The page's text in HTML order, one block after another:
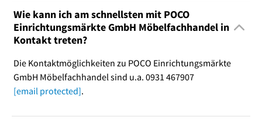
Wie kann ich am schnellsten mit POCO
Einrichtungsmärkte GmbH Möbelfachhandel in
Kontakt treten?
Die Kontaktmöglichkeiten zu POCO Einrichtungsmärkte
GmbH Möbelfachhandel sind u.a. 0931 467907
[email protected].